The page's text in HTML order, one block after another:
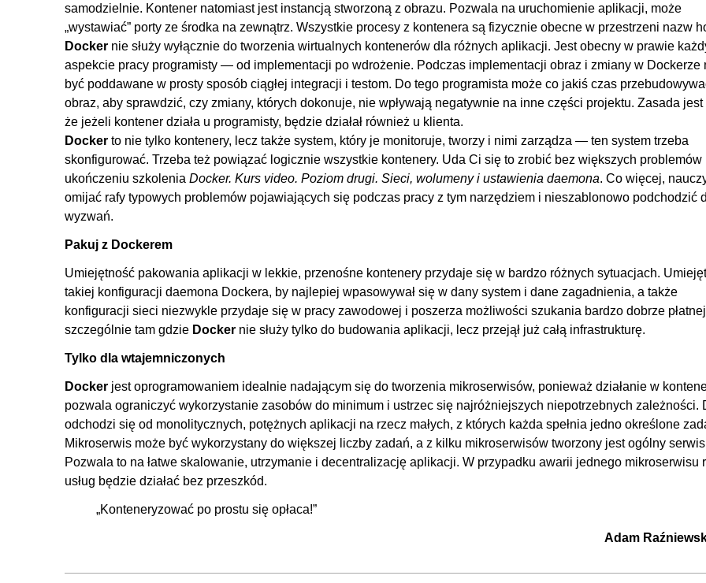
samodzielnie. Kontener natomiast jest instancją stworzoną z obrazu. Pozwala na uruchomienie aplikacji, może
„wystawiać” porty ze środka na zewnątrz. Wszystkie procesy z kontenera są fizycznie obecne w przestrzeni nazw
Docker nie służy wyłącznie do tworzenia wirtualnych kontenerów dla różnych aplikacji. Jest obecny w prawie
aspekcie pracy programisty — od implementacji po wdrożenie. Podczas implementacji obraz i zmiany w Dockerze
być poddawane w prosty sposób ciągłej integracji i testom. Do tego programista może co jakiś czas
obraz, aby sprawdzić, czy zmiany, których dokonuje, nie wpływają negatywnie na inne części projektu. Zasada jest
że jeżeli kontener działa u programisty, będzie działał również u klienta.
Docker to nie tylko kontenery, lecz także system, który je monitoruje, tworzy i nimi zarządza — ten system trzeba
skonfigurować. Trzeba też powiązać logicznie wszystkie kontenery. Uda Ci się to zrobić bez większych problemów
ukończeniu szkolenia Docker. Kurs video. Poziom drugi. Sieci, wolumeny i ustawienia daemona. Co więcej,
omijać rafy typowych problemów pojawiających się podczas pracy z tym narzędziem i nieszablonowo podchodzić
wyzwań.
Pakuj z Dockerem
Umiejętność pakowania aplikacji w lekkie, przenośne kontenery przydaje się w bardzo różnych sytuacjach.
takiej konfiguracji daemona Dockera, by najlepiej wpasowywał się w dany system i dane zagadnienia, a także
konfiguracji sieci niezwykle przydaje się w pracy zawodowej i poszerza możliwości szukania bardzo dobrze
szczególnie tam gdzie Docker nie służy tylko do budowania aplikacji, lecz przejął już całą infrastrukturę.
Tylko dla wtajemniczonych
Docker jest oprogramowaniem idealnie nadającym się do tworzenia mikroserwisów, ponieważ działanie w
pozwala ograniczyć wykorzystanie zasobów do minimum i ustrzec się najróżniejszych niepotrzebnych zależności.
odchodzi się od monolitycznych, potężnych aplikacji na rzecz małych, z których każda spełnia jedno określone
Mikroserwis może być wykorzystany do większej liczby zadań, a z kilku mikroserwisów tworzony jest ogólny
Pozwala to na łatwe skalowanie, utrzymanie i decentralizację aplikacji. W przypadku awarii jednego mikroserwisu
usług będzie działać bez przeszkód.
„Konteneryzować po prostu się opłaca!”
Adam